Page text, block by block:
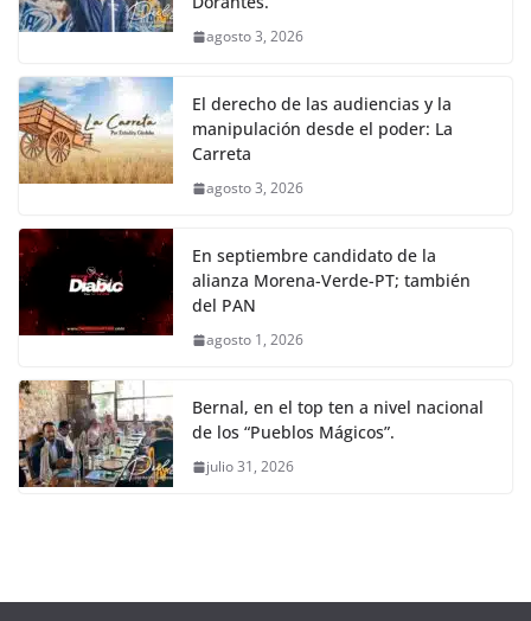
agosto 3, 2026
El derecho de las audiencias y la
manipulación desde el poder: La
Carreta
agosto 3, 2026
En septiembre candidato de la
alianza Morena-Verde-PT; también
del PAN
agosto 1, 2026
Bernal, en el top ten a nivel nacional
de los “Pueblos Mágicos”.
julio 31, 2026